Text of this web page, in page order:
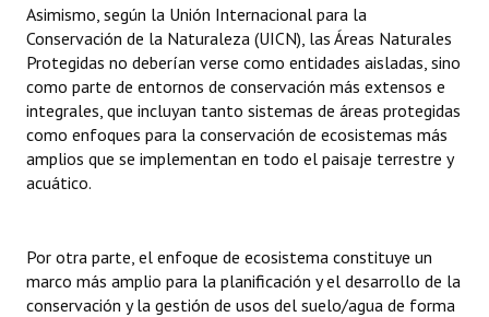
Asimismo, según la Unión Internacional para la
Conservación de la Naturaleza (UICN), las Áreas Naturales
Protegidas no deberían verse como entidades aisladas, sino
como parte de entornos de conservación más extensos e
integrales, que incluyan tanto sistemas de áreas protegidas
como enfoques para la conservación de ecosistemas más
amplios que se implementan en todo el paisaje terrestre y
acuático.
Por otra parte, el enfoque de ecosistema constituye un
marco más amplio para la planificación y el desarrollo de la
conservación y la gestión de usos del suelo/agua de forma